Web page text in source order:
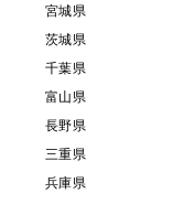
宮城県
茨城県
千葉県
富山県
長野県
三重県
兵庫県